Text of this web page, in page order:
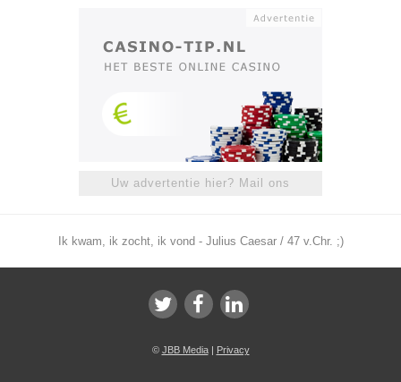
Uw advertentie hier? Mail ons
Ik kwam, ik zocht, ik vond - Julius Caesar / 47 v.Chr. ;)
© JBB Media| Privacy